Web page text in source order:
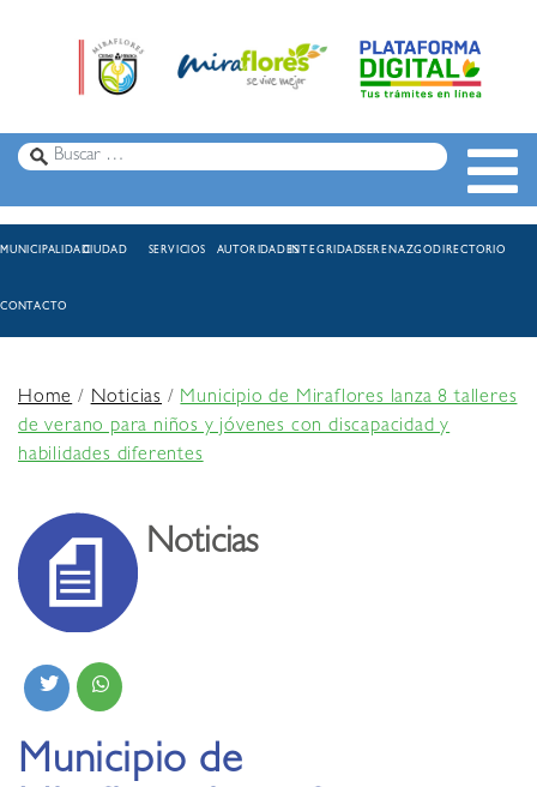
MUNICIPALIDADCIUDAD SERVICIOS AUTORIDADESINTEGRIDADSERENAZGODIRECTORIO
CONTACTO
Home/Noticias /Municipio de Miraflores lanza 8 talleres
de verano para niños y jóvenes con discapacidad y
habilidades diferentes
Noticias
Municipio de